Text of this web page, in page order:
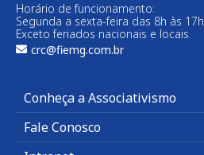
Horário de funcionamento:
Segunda a sexta-feira das 8h às 17h
Exceto feriados nacionais e locais.
crc@fiemg.com.br
Conheça a Associativismo
Fale Conosco